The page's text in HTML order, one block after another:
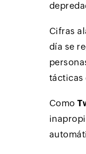
Cifras
día se
tácticas
Como